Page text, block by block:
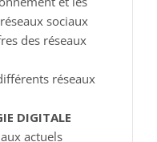
sociaux
des réseaux
réseaux
DIGITALE
actuels